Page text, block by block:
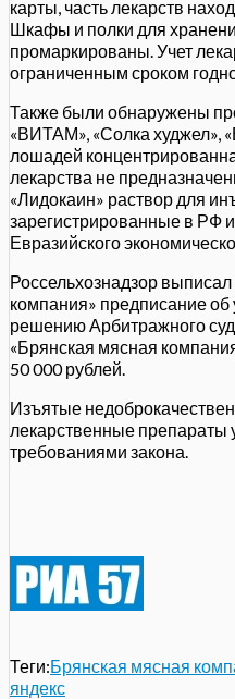
карты, часть лекарств
Шкафы и полки для
промаркированы. Учет
ограниченным сроком
Также были обнаружены
«ВИТАМ», «Солка худжел»,
лошадей
лекарства не
«Лидокаин» раствор для
зарегистрированные в РФ
Евразийского
Россельхознадзор
компания» предписание
решению Арбитражного
«Брянская мясная
50 000 рублей.
Изъятые
лекарственные препараты
требованиями закона.
Теги:Брянская мясная
яндекс